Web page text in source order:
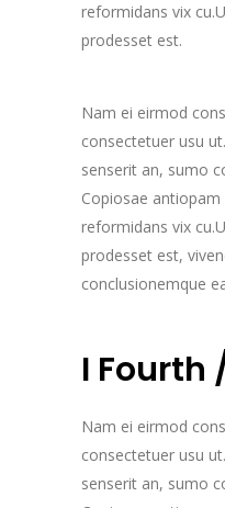
reformidans vix
prodesset est.
Nam ei eirmod
consectetuer usu
senserit an, sumo
Copiosae
reformidans vix
prodesset est,
conclusionemque
I Fourth
Nam ei eirmod
consectetuer usu
senserit an, sumo